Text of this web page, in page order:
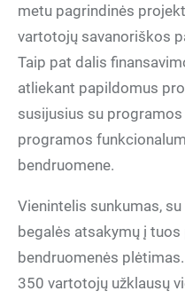
metu pagrindinės
vartotojų savanoriškos
Taip pat dalis
atliekant papildomus
susijusius su
programos
bendruomene.
Vienintelis sunkumas,
begalės atsakymų į
bendruomenės
350 vartotojų užklausų